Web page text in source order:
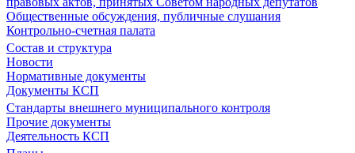
Общественные обсуждения, публичные слушания
Контрольно-счетная палата
Состав и структура
Новости
Нормативные документы
Документы КСП
Стандарты внешнего муниципального контроля
Прочие документы
Деятельность КСП